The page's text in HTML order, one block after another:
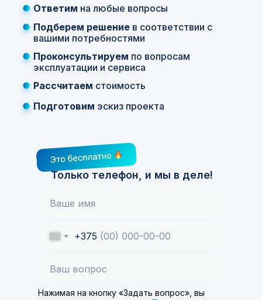
Ответим на любые вопросы
+375
Нажимая на кнопку «Задать вопрос», вы
Только телефон, и мы в деле!
Подберем решение в соответствии с
вашими потребностями
Проконсультируем по вопросам
эксплуатации и сервиса
Рассчитаем стоимость
Подготовим эскиз проекта